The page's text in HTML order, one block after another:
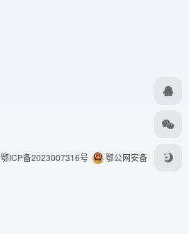
鄂ICP备2023007316号
鄂公网安备